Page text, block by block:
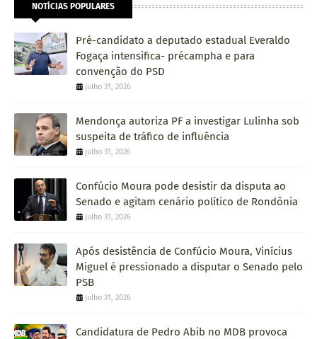
NOTÍCIAS POPULARES
Pré-candidato a deputado estadual Everaldo
Fogaça intensifica- précampha e para
convenção do PSD
julho 31, 2026
Mendonça autoriza PF a investigar Lulinha sob
suspeita de tráfico de influência
julho 31, 2026
Confúcio Moura pode desistir da disputa ao
Senado e agitam cenário político de Rondônia
julho 31, 2026
Após desistência de Confúcio Moura, Vinícius
Miguel é pressionado a disputar o Senado pelo
PSB
julho 31, 2026
Candidatura de Pedro Abib no MDB provoca